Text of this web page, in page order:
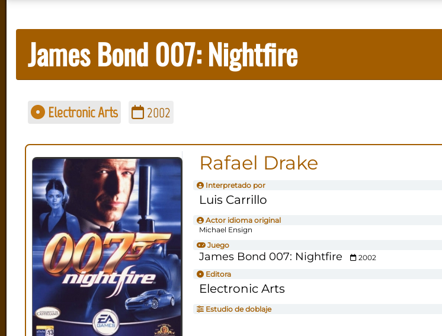
James Bond 007: Nightfire
Electronic Arts 2002
Rafael Drake
Interpretado por
Luis Carrillo
Actor idioma original
Michael Ensign
Juego
James Bond 007: Nightfire
2002
Editora
Electronic Arts
Estudio de doblaje